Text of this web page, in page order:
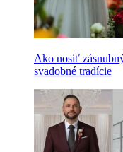
Ako nosiť
svadobné tradície